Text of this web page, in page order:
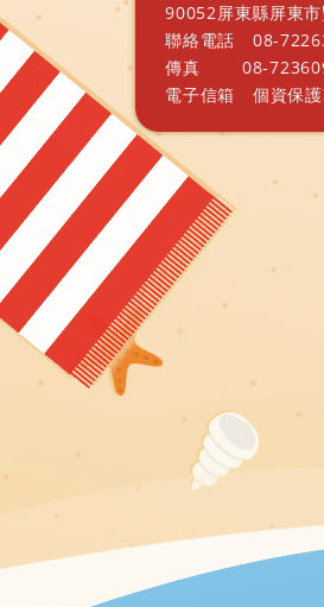
90052屏東縣屏東
聯絡電話
08-
傳真
08-
電子信箱
個資保